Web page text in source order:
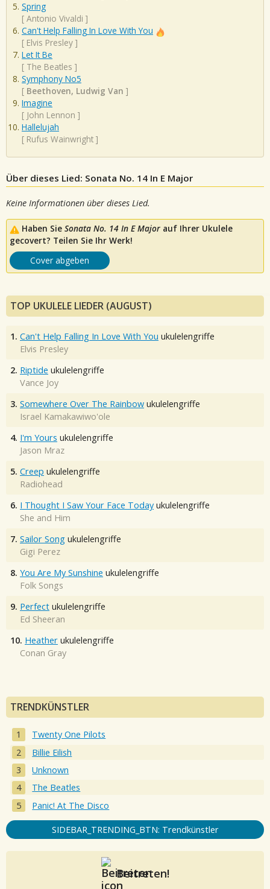
Spring
[ Antonio Vivaldi ]
Can't Help Falling In Love With You
[ Elvis Presley ]
Let It Be
[ The Beatles ]
Symphony No5
[ Beethoven, Ludwig Van ]
Imagine
[ John Lennon ]
Hallelujah
[ Rufus Wainwright ]
Über dieses Lied: Sonata No. 14 In E Major
Keine Informationen über dieses Lied.
Haben Sie Sonata No. 14 In E Major auf Ihrer Ukulele
gecovert? Teilen Sie Ihr Werk!
Cover abgeben
TOP UKULELE LIEDER (AUGUST)
1. Can't Help Falling In Love With You ukulelengriffe
Elvis Presley
2. Riptide ukulelengriffe
Vance Joy
3. Somewhere Over The Rainbow ukulelengriffe
Israel Kamakawiwo'ole
4. I'm Yours ukulelengriffe
Jason Mraz
5. Creep ukulelengriffe
Radiohead
6. I Thought I Saw Your Face Today ukulelengriffe
She and Him
7. Sailor Song ukulelengriffe
Gigi Perez
8. You Are My Sunshine ukulelengriffe
Folk Songs
9. Perfect ukulelengriffe
Ed Sheeran
10. Heather ukulelengriffe
Conan Gray
TRENDKÜNSTLER
Twenty One Pilots
Billie Eilish
Unknown
The Beatles
Panic! At The Disco
SIDEBAR_TRENDING_BTN: Trendkünstler
Beitreten!